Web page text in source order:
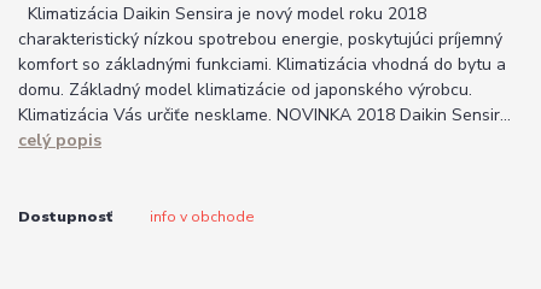
Klimatizácia Daikin Sensira je nový model roku 2018
charakteristický nízkou spotrebou energie, poskytujúci príjemný
komfort so základnými funkciami. Klimatizácia vhodná do bytu a
domu. Základný model klimatizácie od japonského výrobcu.
Klimatizácia Vás určiťe nesklame. NOVINKA 2018 Daikin Sensir...
celý popis
Dostupnosť info v obchode